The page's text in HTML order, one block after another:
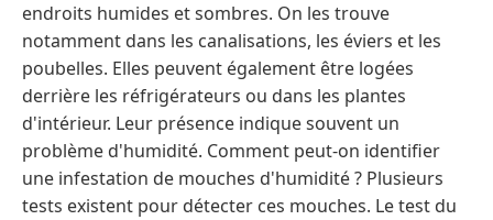
endroits humides et sombres. On les trouve
notamment dans les canalisations, les éviers et les
poubelles. Elles peuvent également être logées
derrière les réfrigérateurs ou dans les plantes
d'intérieur. Leur présence indique souvent un
problème d'humidité. Comment peut-on identifier
une infestation de mouches d'humidité ? Plusieurs
tests existent pour détecter ces mouches. Le test du